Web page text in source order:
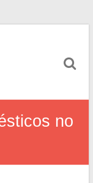
no